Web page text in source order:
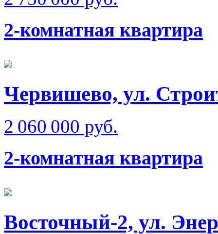
2-комнатная квартира
Червишево, ул.
2 060 000 руб.
2-комнатная квартира
Восточный-2, ул.